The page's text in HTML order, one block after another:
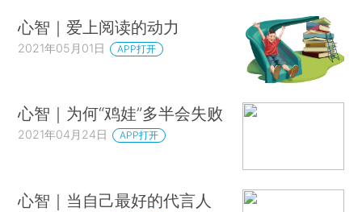
心智｜爱上阅读的动力
2021年05月01日 APP打开
心智｜为何“鸡娃”多半会失败
2021年04月24日 APP打开
心智｜当自己最好的代言人